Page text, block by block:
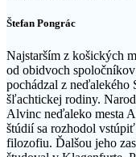
Štefan Pongrác
Najstarším z košických
od obidvoch
pochádzal z neďalekého
šľachtickej rodiny.
Alvinc neďaleko mesta
štúdií sa rozhodol
filozofiu. Ďalšou jeho